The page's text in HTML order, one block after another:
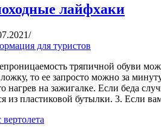
лайфхаки
для туристов
тряпичной обуви
то ее запросто можно за
нагрев на зажигалке. Если беда
из пластиковой бутылки. 3. Если